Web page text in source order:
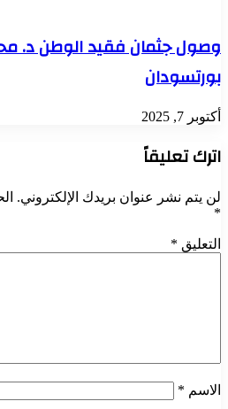
وصول جثمان فقيد الوطن د.
بورتسودان
أكتوبر 7, 2025
اترك تعليقاً
لن يتم نشر عنوان بريدك الإلكتروني.
*
التعليق *
الاسم *